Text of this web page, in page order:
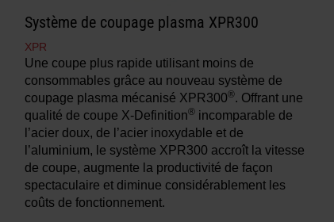
Système de coupage plasma XPR300
XPR
Une coupe plus rapide utilisant moins de
consommables grâce au nouveau système de
coupage plasma mécanisé XPR300®. Offrant une
qualité de coupe X-Definition® incomparable de
l’acier doux, de l’acier inoxydable et de
l’aluminium, le système XPR300 accroît la vitesse
de coupe, augmente la productivité de façon
spectaculaire et diminue considérablement les
coûts de fonctionnement.